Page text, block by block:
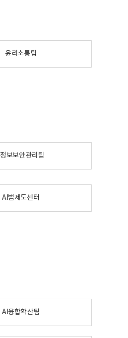
윤리소통팀
정보보안관리팀
AI법제도센터
AI융합확산팀